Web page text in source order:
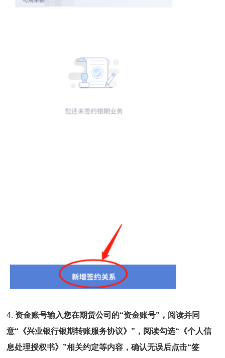
4. 资金账号输入您在期货公司的“资金账号”，阅读并同
意“《兴业银行银期转账服务协议》”，阅读勾选“《个人信
息处理授权书》”相关约定等内容，确认无误后点击“签